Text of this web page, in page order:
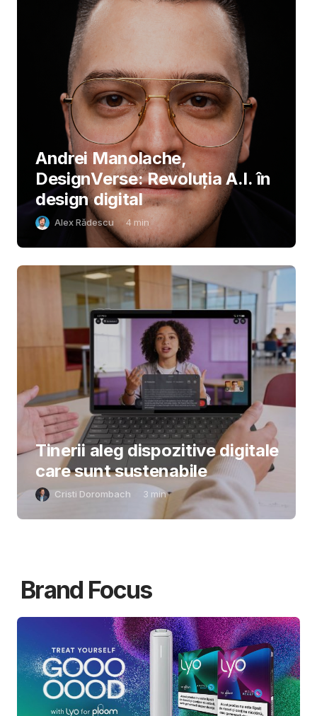
Andrei Manolache,
DesignVerse: Revoluția A.I. în
design digital
Alex Rădescu 4 min
Tinerii aleg dispozitive digitale
care sunt sustenabile
Cristi Dorombach 3 min
Brand Focus